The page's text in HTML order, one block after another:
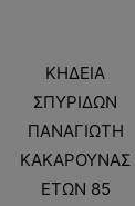
ΚΗΔΕΙΑ
ΣΠΥΡΙΔΩΝ
ΠΑΝΑΓΙΩΤΗ
ΚΑΚΑΡΟΥΝΑΣ
ΕΤΩΝ 85